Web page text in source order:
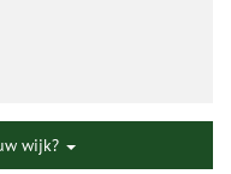
wijk?